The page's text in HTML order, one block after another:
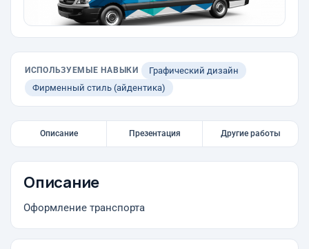
ИСПОЛЬЗУЕМЫЕ НАВЫКИ
Графический дизайн
Фирменный стиль (айдентика)
Описание Презентация Другие работы
Описание
Оформление транспорта